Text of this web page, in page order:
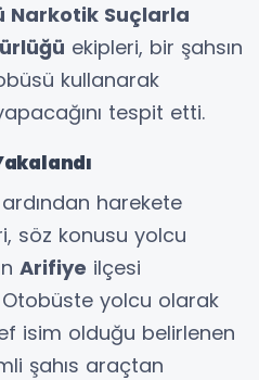
Narkotik Suçlarla
ekipleri, bir şahsın
kullanarak
tespit etti.
harekete
söz konusu yolcu
Arifiye ilçesi
Otobüste yolcu olarak
isim olduğu belirlenen
şahıs araçtan